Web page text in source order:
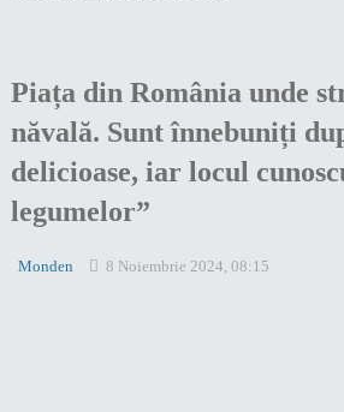
Piața din România unde
năvală. Sunt înnebuniți
delicioase, iar locul
legumelor”
Monden 8 Noiembrie 2024, 08:15